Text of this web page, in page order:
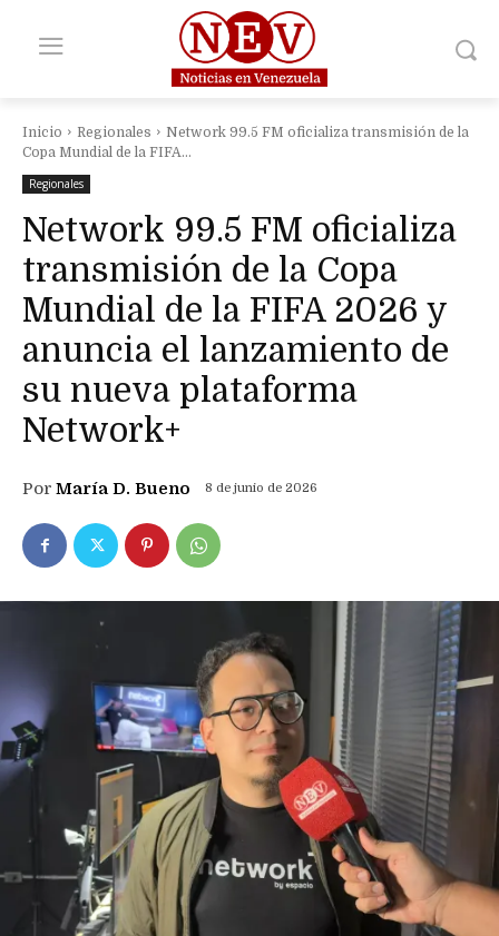
Inicio Regionales
Network 99.5 FM oficializa transmisión de la
Copa Mundial de la FIFA...
Regionales
Network 99.5 FM oficializa
transmisión de la Copa
Mundial de la FIFA 2026 y
anuncia el lanzamiento de
su nueva plataforma
Network+
Por María D. Bueno 8 de junio de 2026